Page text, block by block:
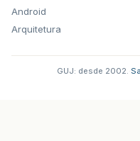
Android
Arquitetura
GUJ: desde 2002.